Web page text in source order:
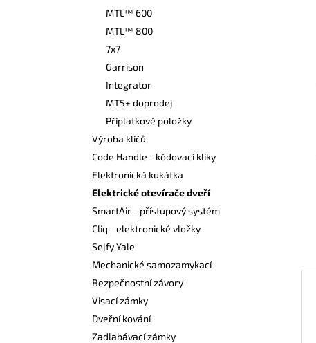
MTL™ 600
MTL™ 800
7x7
Garrison
Integrator
MT5+ doprodej
Příplatkové položky
Výroba klíčů
Code Handle - kódovací kliky
Elektronická kukátka
Elektrické otevírače dveří
SmartAir - přístupový systém
Cliq - elektronické vložky
Sejfy Yale
Mechanické samozamykací
Bezpečnostní závory
Visací zámky
Dveřní kování
Zadlabávací zámky